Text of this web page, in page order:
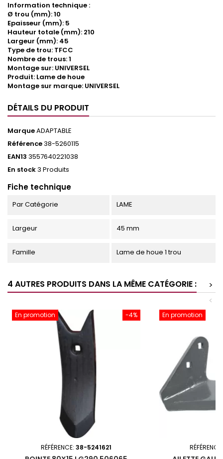
Information technique :
Ø trou (mm): 10
Epaisseur (mm): 5
Hauteur totale (mm): 210
Largeur (mm): 45
Type de trou: TFCC
Nombre de trous: 1
Montage sur: UNIVERSEL
Produit: Lame de houe
Montage sur marque: UNIVERSEL
DÉTAILS DU PRODUIT
MarqueADAPTABLE
Référence38-5260115
EAN13 3557640221038
En stock3 Produits
Fiche technique
Par Catégorie LAME
Largeur 45 mm
Famille Lame de houe 1 trou
4 AUTRES PRODUITS DANS LA MÊME CATÉGORIE :
>
<
-4%
En promotion
RÉFÉRENCE: 38-5241621
En promotion